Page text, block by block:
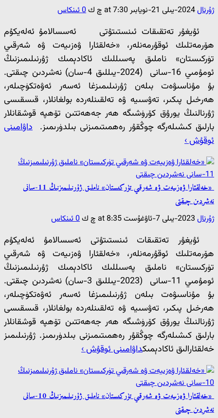
ژۇرنال2024-يىلى 21-نويابىر at 7:30 چ ك 0 ئىنكاس
ئۇيغۇر تەتقىقات ئىنستىتۇتى ئەسسالامۇ ئەلەيكۇم
ھۆرمەتلىك ئوقۇرمەنلەر، «خەلقئارا ۋەزىيەت ۋە شەرقىي
تۈركىستان» ناملىق پەسىللىك ئاكادېمىك ژۇرنىلىمىزنىڭ
ئومۇمىي 16-سانى (2024-يىللىق 4-سان) نەشردىن چىقتى.
بۇ مۇناسىۋەت بىلەن ژۇرنىلىمىزغا ئەسەر ئەۋەتكۈچىلەر،
ھەرخىل پىكىر، تەۋسىيە ۋە تەلقىنلەردە بولغانلار، قىسقىسى
ژۇرنالنىڭ يورۇق كۆرۈشىگە ھەر جەھەتتىن تۆھپە قوشقانلار
بارلىق كىشىلەرگە چوڭقۇر رەھمىتىمىزنى بىلدۈرىمىز. داۋامىنى
ئوقۇش ›
«خەلقئارا ۋەزىيەت ۋە شەرقىي تۈركىستان» ناملىق ژۇرنىلىمىزنىڭ 11-سانى
نەشردىن چىقتى
ژۇرنال 2023-يىلى 7-ئاۋغۇست at 8:35 چ ك 0 ئىنكاس
ئۇيغۇر تەتقىقات ئىنستىتۇتى ئەسسالامۇ ئەلەيكۇم
ھۆرمەتلىك ئوقۇرمەنلەر، «خەلقئارا ۋەزىيەت ۋە شەرقىي
تۈركىستان» ناملىق پەسىللىك ئاكادېمىك ژۇرنىلىمىزنىڭ
ئومۇمىي 11-سانى (2023-يىللىق 3-سان) نەشردىن چىقتى.
بۇ مۇناسىۋەت بىلەن ژۇرنىلىمىزغا ئەسەر ئەۋەتكۈچىلەر،
ھەرخىل پىكىر، تەۋسىيە ۋە تەلقىنلەردە بولغانلار، قىسقىسى
ژۇرنالنىڭ يورۇق كۆرۈشىگە ھەر جەھەتتىن تۆھپە قوشقانلار
بارلىق كىشىلەرگە چوڭقۇر رەھمىتىمىزنى بىلدۈرىمىز. ژۇرنىلىمىز
خەلقئارالىق ئاكادېمىكداۋامىنى ئوقۇش ›
«خەلقئارا ۋەزىيەت ۋە شەرقىي تۈركىستان» ناملىق ژۇرنىلىمىزنىڭ 10-سانى
نەشردىن چىقتى